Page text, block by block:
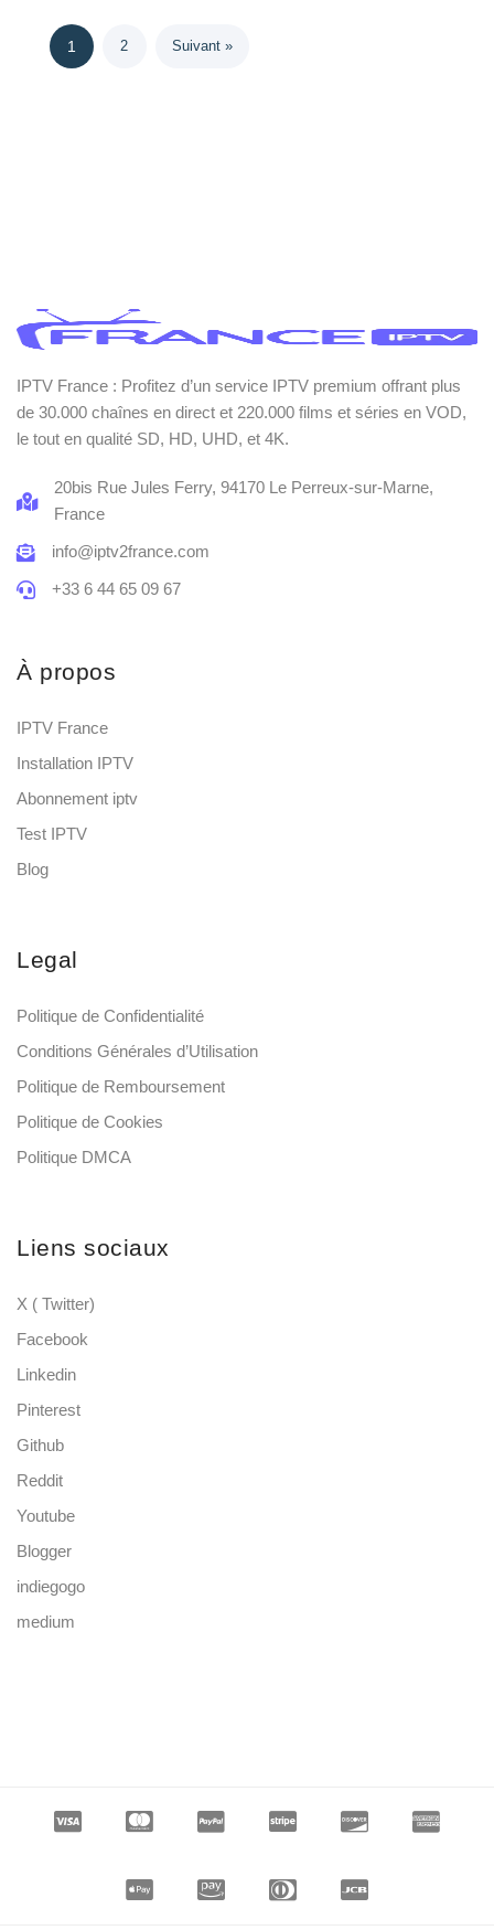
1 2 Suivant »
IPTV France : Profitez d’un service IPTV premium offrant plus
de 30.000 chaînes en direct et 220.000 films et séries en VOD,
le tout en qualité SD, HD, UHD, et 4K.
20bis Rue Jules Ferry, 94170 Le Perreux-sur-Marne,
France
info@iptv2france.com
+33 6 44 65 09 67
À propos
IPTV France
Installation IPTV
Abonnement iptv
Test IPTV
Blog
Legal
Politique de Confidentialité
Conditions Générales d’Utilisation
Politique de Remboursement
Politique de Cookies
Politique DMCA
Liens sociaux
X ( Twitter)
Facebook
Linkedin
Pinterest
Github
Reddit
Youtube
Blogger
indiegogo
medium